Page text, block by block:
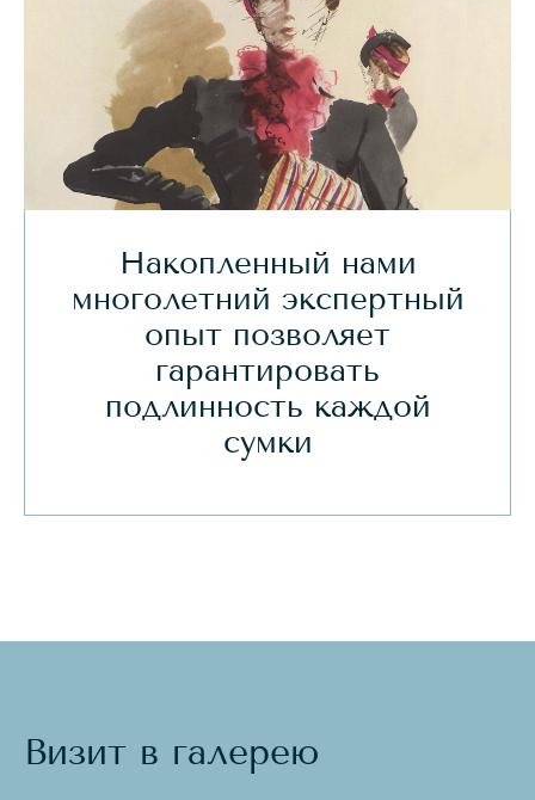
Накопленный нами
многолетний экспертный
опыт позволяет
гарантировать
подлинность каждой
сумки
Визит в галерею